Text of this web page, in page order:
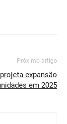
Próximo artigo
expansão
em 2025